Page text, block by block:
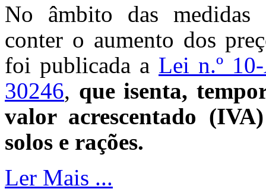
No âmbito das medidas
conter o aumento dos
foi publicada a Lei n.º
30246, que isenta,
valor acrescentado
solos e rações.
Ler Mais ...